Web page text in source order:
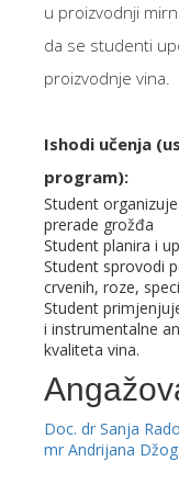
u proizvodnji
da se studenti
proizvodnje vina.
Ishodi učenja
program):
Student
prerade grožđa
Student planira i
Student sprovodi
crvenih, roze,
Student
i instrumentalne
kvaliteta vina.
Doc. dr Sanja
mr Andrijana